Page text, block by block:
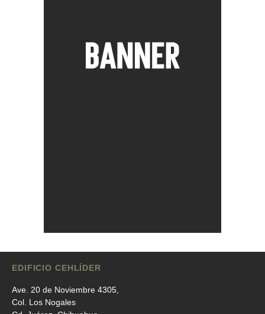
EDIFICIO CEHLÍDER
Ave. 20 de Noviembre 4305,
Col. Los Nogales